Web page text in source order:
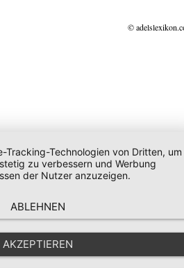
©
Tracking-Technologien von Dritten, um
zu verbessern und Werbung
der Nutzer anzuzeigen.
ABLEHNEN
AKZEPTIEREN